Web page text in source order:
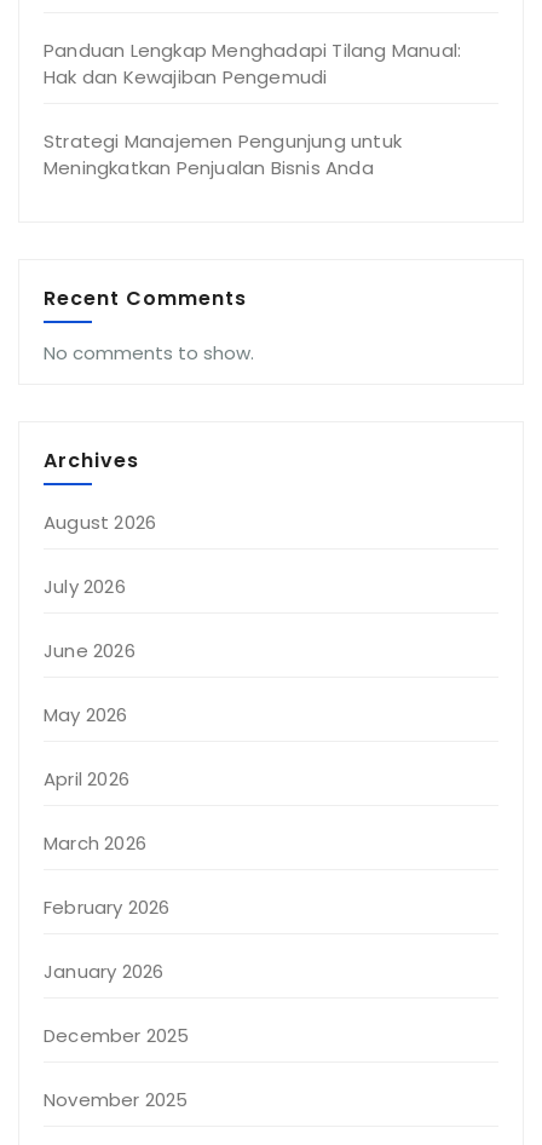
Panduan Lengkap Menghadapi Tilang Manual:
Hak dan Kewajiban Pengemudi
Strategi Manajemen Pengunjung untuk
Meningkatkan Penjualan Bisnis Anda
Recent Comments
No comments to show.
Archives
August 2026
July 2026
June 2026
May 2026
April 2026
March 2026
February 2026
January 2026
December 2025
November 2025